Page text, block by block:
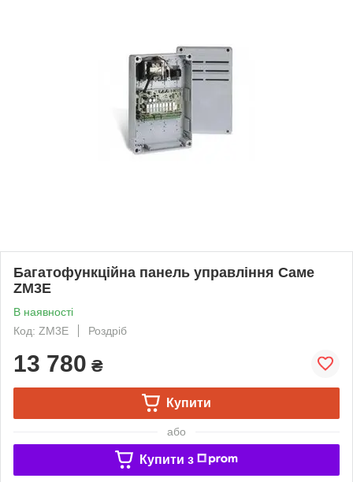
Багатофункційна панель управління Саме
ZM3E
В наявності
Код: ZM3E
Роздріб
13 780 ₴
Купити
або
Купити з